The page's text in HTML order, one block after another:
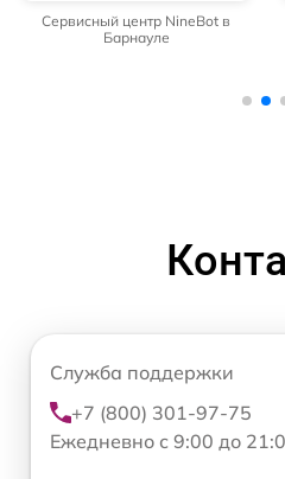
Сервисный центр NineBot в
Барнауле
Служба поддержки
+7 (800) 301-97-75
Ежедневно с 9:00 до